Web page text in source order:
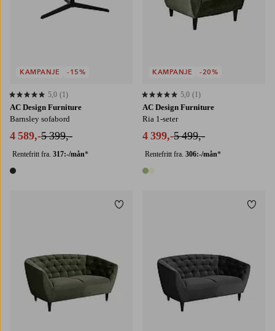
AC Design Furniture
Barnsley sofabord
4 589,-5 399,-
Rentefritt fra. 317:-/mån*
1 farge
5,0 basert på 1 karaktergivninger
5,0 (1)
KAMPANJE -15%
AC Design Furniture
Ria 1-seter
4 399,-5 499,-
Rentefritt fra. 306:-/mån*
2 farger
5,0 basert på 1 karaktergivninger
5,0 (1)
KAMPANJE -20%
Legg til favoritter